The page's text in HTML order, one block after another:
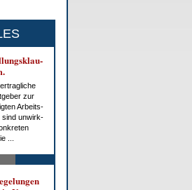
zur
Ar­beits­
sind un­wirk­
...